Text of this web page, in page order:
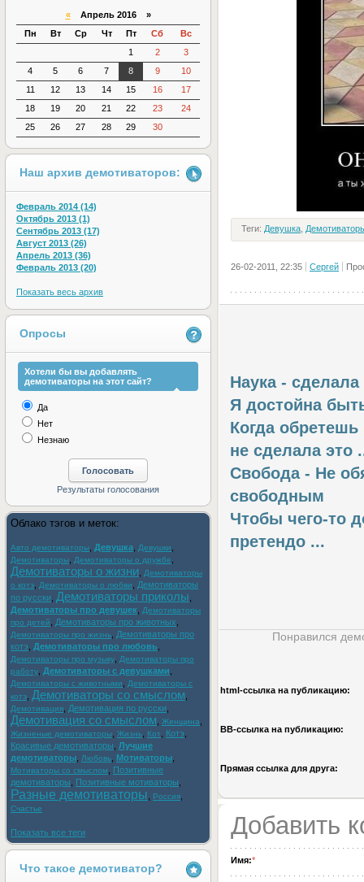
Теги: Девушка
26-02-2011, 22:35 Сергей
Наука -
Я достойна
Когда
не сделала это
Свобода - Не
свободным
Чтобы чего-то
претендо ...
Понравился
html-cсылка на публикацию:
BB-cсылка на публикацию:
Прямая ссылка для друга:
Добавить
Имя:*
«Апрель 2016 »
Пн
Вт Ср Чт Пт Сб
Вс
1
2
3
4
5 6 7 8 9
10
11
12 13 14 15 16
17
18
19 20 21 22 23
24
25
26 27 28 29 30
Наш архив демотиваторов:
Февраль 2014 (14)
Октябрь 2013 (1)
Сентябрь 2013 (17)
Август 2013 (26)
Апрель 2013 (36)
Февраль 2013 (20)
Показать весь архив
Опросы
Хотели бы вы добавлять
демотиваторы на этот сайт?
Да
Нет
Незнаю
Облако тэгов и меток:
Авто демотиваторы Девушка Девушки
Демотиваторы Демотиваторы о дружбе
Демотиваторы о жизни
Демотиваторы
о котэ
Демотиваторы о любви
Демотиваторы
по русски Демотиваторы приколы
Демотиваторы про девушек
Демотиваторы
про детей
Демотиваторы про животных
Демотиваторы про жизнь
Демотиваторы про
котэ
Демотиваторы про любовь
Демотиваторы про музыку
Демотиваторы про
работу
Демотиваторы с девушками
Демотиваторы с животными
Демотиваторы с
котэ
Демотиваторы со смыслом
Демотивация Демотивация по русски
Демотивация со смыслом Женщина
Жизненые демотиваторы Жизнь Кот Котэ
Красивые демотиваторы Лучшие
демотиваторы
Любовь Мотиваторы
Мотиваторы со смыслом
Позитивные
демотиваторы
Позитивные мотиваторы
Разные демотиваторы Россия
Счастье
Показать все теги
Что такое демотиватор?